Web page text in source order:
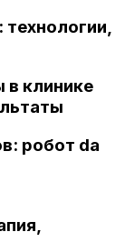
технологии,
в клинике
робот da